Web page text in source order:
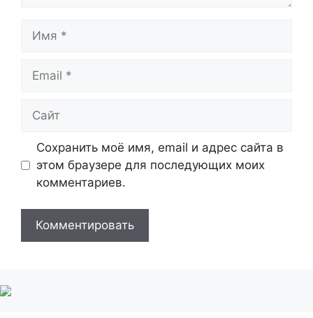
Сохранить моё имя, email и адрес сайта в
этом браузере для последующих моих
комментариев.